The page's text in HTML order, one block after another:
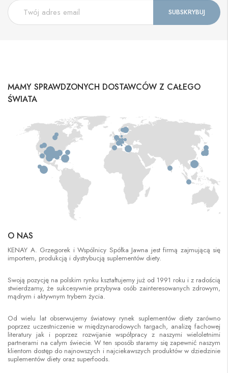
MAMY SPRAWDZONYCH DOSTAWCÓW Z CAŁEGO
ŚWIATA
O NAS
KENAY A. Grzegorek i Wspólnicy Spółka Jawna jest firmą zajmującą się
importem, produkcją i dystrybucją suplementów diety.
Swoją pozycję na polskim rynku kształtujemy już od 1991 roku i z radością
stwierdzamy, że sukcesywnie przybywa osób zainteresowanych zdrowym,
mądrym i aktywnym trybem życia.
Od wielu lat obserwujemy światowy rynek suplementów diety zarówno
poprzez uczestniczenie w międzynarodowych targach, analizę fachowej
literatury jak i poprzez rozwijanie współpracy z naszymi wieloletnimi
partnerami na całym świecie. W ten sposób staramy się zapewnić naszym
klientom dostęp do najnowszych i najciekawszych produktów w dziedzinie
suplementów diety oraz superfoods.